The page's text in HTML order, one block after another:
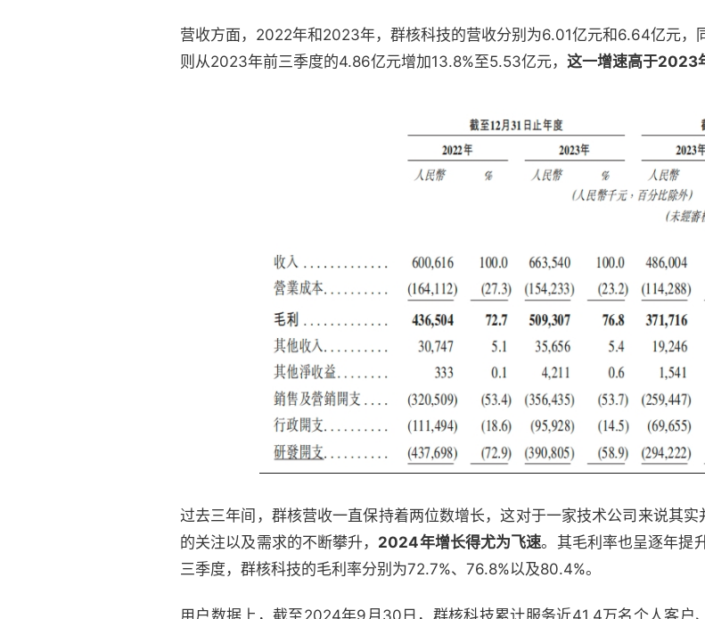
营收方面，2022年和2023年，群核科技的营收分别为6.01亿元和6.64亿元，
则从2023年前三季度的4.86亿元增加13.8%至5.53亿元， 这一增速高于2023
过去三年间，群核营收一直保持着两位数增长，这对于一家技术公司来说其
的关注以及需求的不断攀升， 2024年增长得尤为飞速。其毛利率也呈逐年提
三季度，群核科技的毛利率分别为72.7%、76.8%以及80.4%。